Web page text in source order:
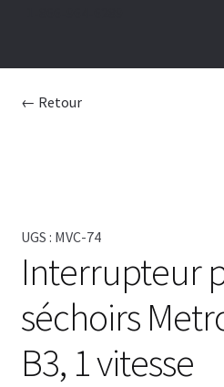
BROSSE
TABLE
SHAMPOING
TABLIER
← Retour
UGS : MVC-74
Interrupteur
séchoirs
B3, 1 vitesse